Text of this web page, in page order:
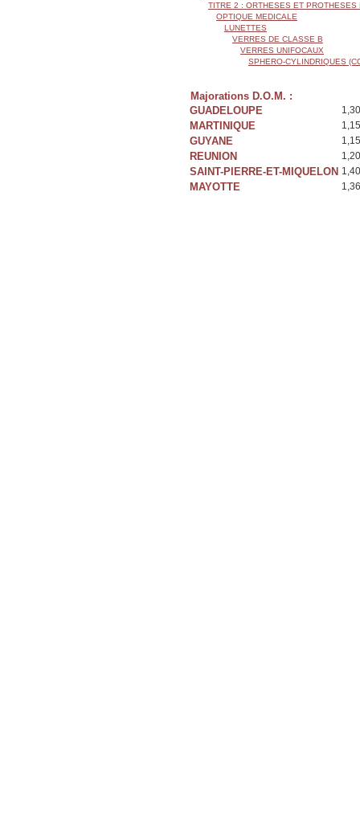
TITRE 2 : ORTHESES ET PROTHESES
OPTIQUE MEDICALE
LUNETTES
VERRES DE CLASSE B
VERRES UNIFOCAUX
SPHERO-CYLINDRIQUES
Majorations D.O.M. :
GUADELOUPE
MARTINIQUE
GUYANE
REUNION
SAINT-PIERRE-ET-MIQUELON
MAYOTTE